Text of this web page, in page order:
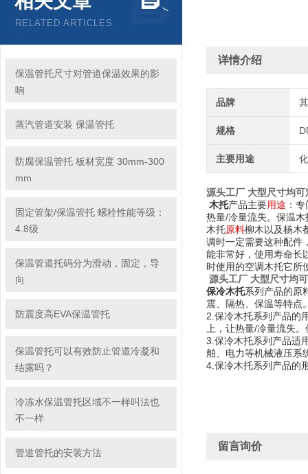
RELATED ARTICLES
保温管托尺寸对管道保温效果的影
响
蒸汽管道安装 保温管托
防腐保温管托 板材宽度 30mm-300
mm
固定管架/保温管托 螺栓性能等级：
4.8级
保温管道托码分为滑动，固定，导
向
防震度高EVA保温管托
保温管托可以有效防止管道冷凝和
结露吗？
冷冻水保温管托区域不一样叫法也
不一样
管道管托的安装方法
详情介绍
品牌
规格
主要用途
源头工厂 大型尺寸均
木托产品主要用途 ：
热量/冷量流失。保温
木托原料柳木以及杨木
调时一定需要这种配件
能非常好，使用寿命长
时使用的空调木托它所
源头工厂 大型尺寸均
保冷木托系列产品的原
震、隔热、保温等特点
2.保冷木托系列产品的
上，让热量/冷量流失
3.保冷木托系列产品适
舶、电力等机械液压系
4.保冷木托系列产品的
留言询价